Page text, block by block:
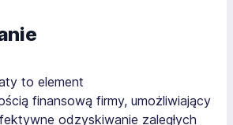
to element
finansową firmy, umożliwiający
odzyskiwanie zaległych